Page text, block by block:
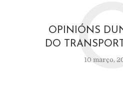
OPINIÓNS
DO
10 março,